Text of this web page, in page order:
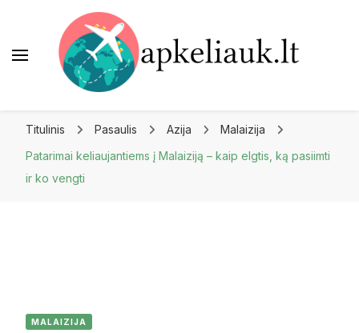
Titulinis Pasaulis Azija
Malaizija
Patarimai keliaujantiems į Malaiziją – kaip elgtis, ką pasiimti
ir ko vengti
MALAIZIJA